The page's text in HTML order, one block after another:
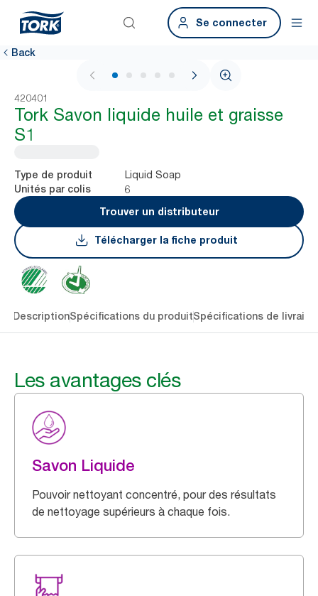
Se connecter
Back
1 / 6
420401
Tork Savon liquide huile et graisse
S1
Type de produit Liquid Soap
Unités par colis
6
Trouver un distributeur
Télécharger la fiche produit
DescriptionSpécifications du produitSpécifications de
Les avantages clés
Savon Liquide
Pouvoir nettoyant concentré, pour des résultats
de nettoyage supérieurs à chaque fois.